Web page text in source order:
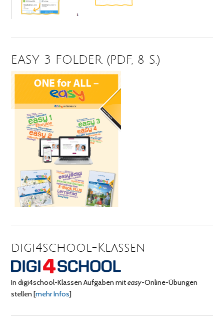
EASY 3 FOLDER (PDF, 8 S.)
digi4school-Klassen
In digi4school-Klassen Aufgaben miteasy-Online-Übungen
stellen [mehr Infos]